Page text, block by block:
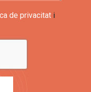
de privacitat i